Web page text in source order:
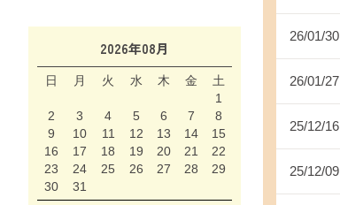
26/01/30
26/01/27
25/12/16
25/12/09
2026年08月
日 月 火 水 木 金
土
1
2
3 4 5 6 7
8
9
10 11 12 13 14
15
16
17 18 19 20 21
22
23
24 25 26 27 28
29
30
31